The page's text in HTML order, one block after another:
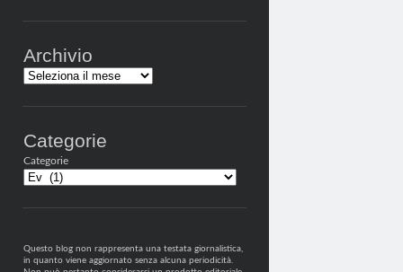
Archivio
Archivi
Categorie
Categorie
Questo blog non rappresenta una testata giornalistica,
in quanto viene aggiornato senza alcuna periodicità.